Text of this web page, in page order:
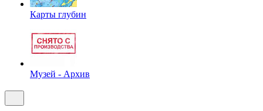
Карты глубин
Музей - Архив